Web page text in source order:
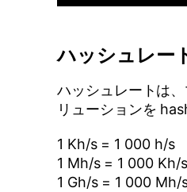
ハッシュレー
ハッシュレートは
リューションを
1 Kh/s = 1 000 h/s
1 Mh/s = 1 000 Kh/
1 Gh/s = 1 000